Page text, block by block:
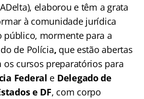
elaborou e têm a grata
à comunidade jurídica
público, mormente para a
de Polícia, que estão abertas
os cursos preparatórios para
Federal e Delegado de
e DF, com corpo